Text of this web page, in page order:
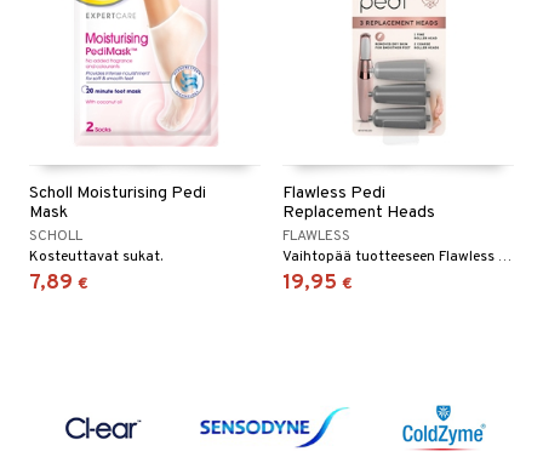
Scholl Moisturising Pedi
Mask
SCHOLL
Kosteuttavat sukat.
7,89 €
Flawless Pedi
Replacement Heads
FLAWLESS
Vaihtopää tuotteeseen Flawless Pedi
19,95 €